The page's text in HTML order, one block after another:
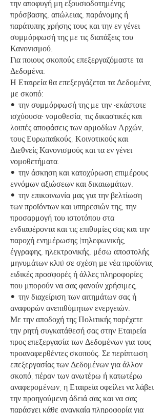
την αποφυγή μη εξουσιοδοτημένης
πρόσβασης, απώλειας, παράνομης ή
παράτυπης χρήσης τους και την εν γένει
συμμόρφωσή της με τις διατάξεις του
Κανονισμού.
Για ποιους σκοπούς επεξεργαζόμαστε τα
Δεδομένα:
Η Εταιρεία θα επεξεργάζεται τα Δεδομένα,
με σκοπό:
• την συμμόρφωσή της με την -εκάστοτε
ισχύουσα- νομοθεσία, τις δικαστικές και
λοιπές αποφάσεις των αρμοδίων Αρχών,
τους Ευρωπαϊκούς, Κοινοτικούς και
Διεθνείς Κανονισμούς και τα εν γένει
νομοθετήματα.
• την άσκηση και κατοχύρωση επιμέρους
εννόμων αξιώσεων και δικαιωμάτων.
• την επικοινωνία μας για την βελτίωση
των προϊόντων και υπηρεσιών της, την
προσαρμογή του ιστοτόπου στα
ενδιαφέροντα και τις επιθυμίες σας και την
παροχή ενημέρωσης (τηλεφωνικής,
έγγραφης, ηλεκτρονικής, μέσω αποστολής
μηνυμάτων κλπ) σε σχέση με νέα προϊόντα,
ειδικές προσφορές ή άλλες πληροφορίες
που μπορούν να σας φανούν χρήσιμες,
• την διαχείριση των αιτημάτων σας ή
αναφορών ανεπιθύμητων ενεργειών.
Με την αποδοχή της Πολιτικής παρέχετε
την ρητή συγκατάθεσή σας στην Εταιρεία
προς επεξεργασία των Δεδομένων για τους
προαναφερθέντες σκοπούς. Σε περίπτωση
επεξεργασίας των Δεδομένων για άλλον
σκοπό, πέραν των ανωτέρω ή κατωτέρω
αναφερομένων, η Εταιρεία οφείλει να λάβει
την προηγούμενη άδειά σας και να σας
παράσχει κάθε αναγκαία πληροφορία για